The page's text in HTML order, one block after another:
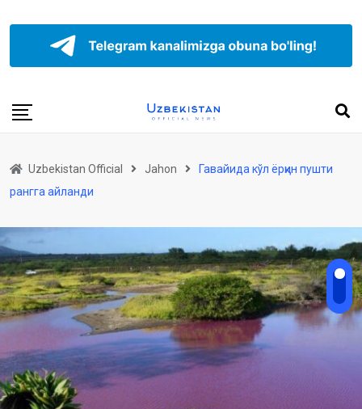
Uzbekistan Official Jahon
Гавайида кўл ёрқин пушти
рангга айланди